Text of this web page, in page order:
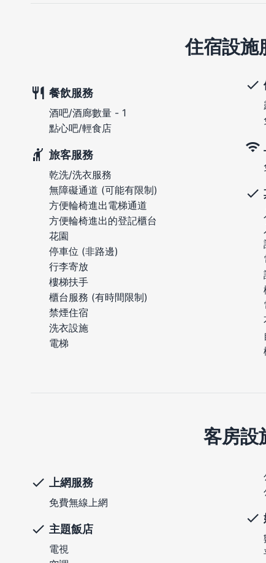
住宿設施
餐飲服務
酒吧/酒廊數量 - 1
點心吧/輕食店
旅客服務
乾洗/洗衣服務
無障礙通道 (可能有限制)
方便輪椅進出電梯通道
方便輪椅進出的登記櫃台
花園
停車位 (非路邊)
行李寄放
樓梯扶手
櫃台服務 (有時間限制)
禁煙住宿
洗衣設施
電梯
客房設
上網服務
免費無線上網
主題飯店
電視